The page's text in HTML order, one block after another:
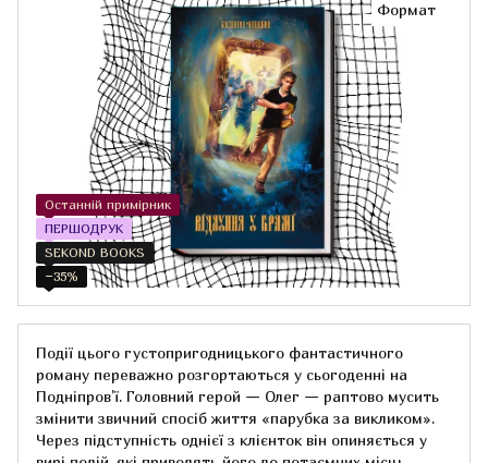
Останній примірник
ПЕРШОДРУК
SEKOND BOOKS
−35%
Події цього густопригодницького фантастичного
роману переважно розгортаються у сьогоденні на
Подніпров'ї. Головний герой — Олег — раптово мусить
змінити звичний спосіб життя «парубка за викликом».
Через підступність однієї з клієнток він опиняється у